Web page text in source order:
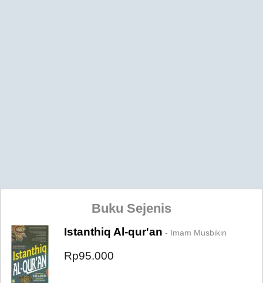
Buku Sejenis
Istanthiq Al-qur'an - Imam Musbikin
Rp95.000